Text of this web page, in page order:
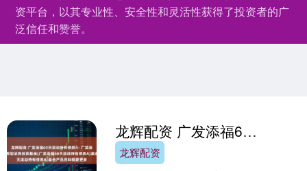
资平台，以其专业性、安全性和灵活性获得了投资者的广
泛信任和赞誉。
龙辉配资 广发添福60天滚动持有债券A: 广发添福60天滚动持有债券型证券投资基金(广发添福60天滚动持有债券A)基金产品资料概要更新
龙辉配资